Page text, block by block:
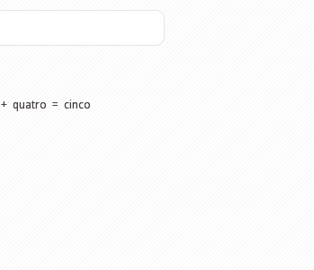
+ quatro = cinco